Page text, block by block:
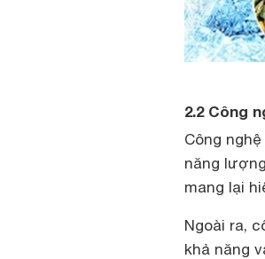
2.2 Công
Công
năng
mang lại
Ngoài ra,
khả năng